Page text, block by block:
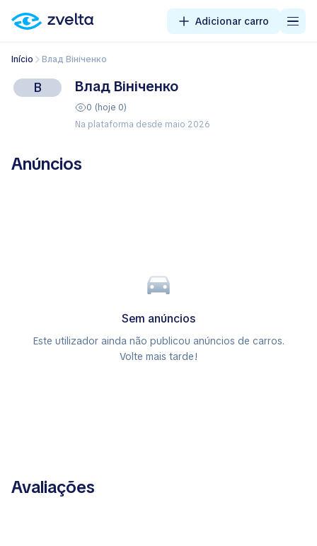
Adicionar carro
Início Влад Вініченко
В Влад Вініченко
0 (hoje 0)
Na plataforma desde maio 2026
Anúncios
Sem anúncios
Este utilizador ainda não publicou anúncios de carros.
Volte mais tarde!
Avaliações